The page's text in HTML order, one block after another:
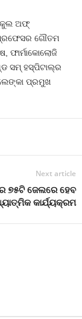
ଅଫ୍
ପ୍ରଫେସର ଗୌତମ
ଫାର୍ମାକୋଲୋଜି
ସମ୍ ହସ୍ପିଟାଲ୍‌ର
ପ୍ରମୁଖ
Next article
୭୫ଟି ଜେଲରେ ହେବ
କାର୍ଯ୍ୟକ୍ରମ